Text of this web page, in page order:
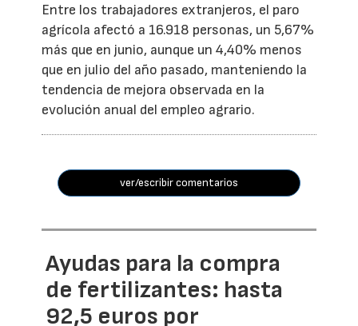
Entre los trabajadores extranjeros, el paro
agrícola afectó a 16.918 personas, un 5,67%
más que en junio, aunque un 4,40% menos
que en julio del año pasado, manteniendo la
tendencia de mejora observada en la
evolución anual del empleo agrario.
ver/escribir comentarios
Ayudas para la compra
de fertilizantes: hasta
92,5 euros por